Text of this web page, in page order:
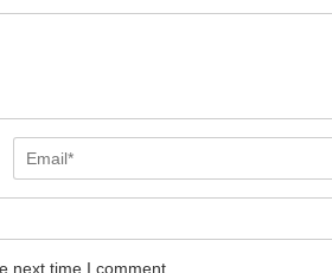
next time I comment.